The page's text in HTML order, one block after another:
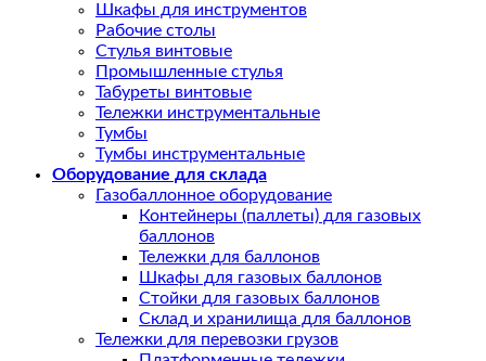
Шкафы для инструментов
Рабочие столы
Стулья винтовые
Промышленные стулья
Табуреты винтовые
Тележки инструментальные
Тумбы
Тумбы инструментальные
Оборудование для склада
Газобаллонное оборудование
Контейнеры (паллеты) для газовых
баллонов
Тележки для баллонов
Шкафы для газовых баллонов
Стойки для газовых баллонов
Склад и хранилища для баллонов
Тележки для перевозки грузов